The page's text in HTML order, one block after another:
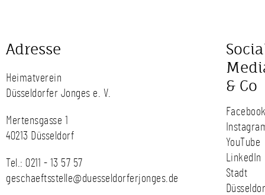
Adresse
Heimatverein
Düsseldorfer Jonges e. V.
Mertensgasse 1
40213 Düsseldorf
Tel.: 0211 - 13 57 57
geschaeftsstelle@duesseldorferjonges.de
& Co
YouTube
LinkedIn
Stadt